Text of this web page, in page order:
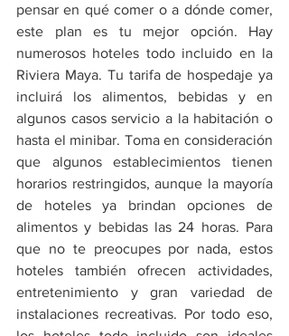
pensar en qué comer o a dónde comer,
este plan es tu mejor opción. Hay
numerosos hoteles todo incluido en la
Riviera Maya. Tu tarifa de hospedaje ya
incluirá los alimentos, bebidas y en
algunos casos servicio a la habitación o
hasta el minibar. Toma en consideración
que algunos establecimientos tienen
horarios restringidos, aunque la mayoría
de hoteles ya brindan opciones de
alimentos y bebidas las 24 horas. Para
que no te preocupes por nada, estos
hoteles también ofrecen actividades,
entretenimiento y gran variedad de
instalaciones recreativas. Por todo eso,